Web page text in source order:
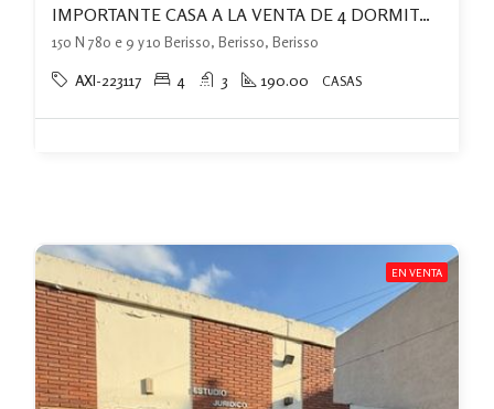
IMPORTANTE CASA A LA VENTA DE 4 DORMITORIOS+PATIO CON PISCINA+ QUINCHO
150 N 780 e 9 y 10 Berisso, Berisso, Berisso
AXI-223117 4 3 190.00 CASAS
EN VENTA